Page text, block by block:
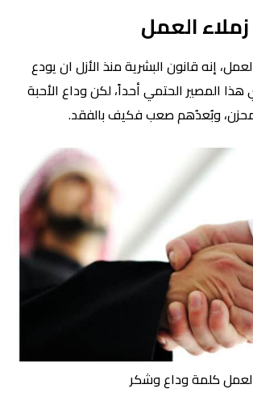
العمل
إنه قانون البشرية منذ الأزل ان يودع
هذا المصير الحتمي أحداً، لكن وداع الأحبة
وبُعدُهم صعب فكيف بالفقد.
كلمة وداع وشكر